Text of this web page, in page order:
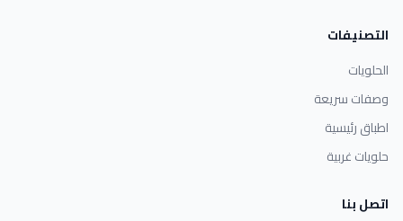
التصنيفات
الحلويات
وصفات سريعة
اطباق رئيسية
حلويات غربية
اتصل بنا